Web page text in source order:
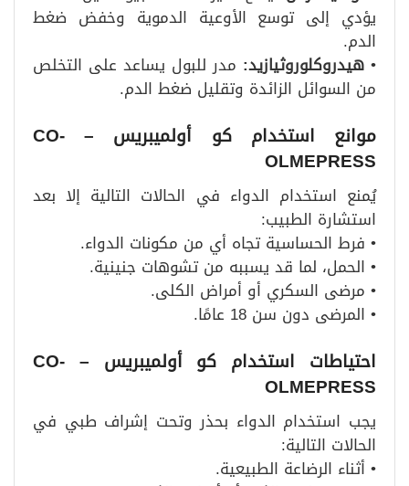
يؤدي إلى توسع الأوعية الدموية وخفض ضغط
الدم.
• هيدروكلوروثيازيد: مدر للبول يساعد على التخلص
من السوائل الزائدة وتقليل ضغط الدم.
موانع استخدام كو أولميبريس – CO-
OLMEPRESS
يُمنع استخدام الدواء في الحالات التالية إلا بعد
استشارة الطبيب:
• فرط الحساسية تجاه أي من مكونات الدواء.
• الحمل، لما قد يسببه من تشوهات جنينية.
• مرضى السكري أو أمراض الكلى.
• المرضى دون سن 18 عامًا.
احتياطات استخدام كو أولميبريس – CO-
OLMEPRESS
يجب استخدام الدواء بحذر وتحت إشراف طبي في
الحالات التالية:
• أثناء الرضاعة الطبيعية.